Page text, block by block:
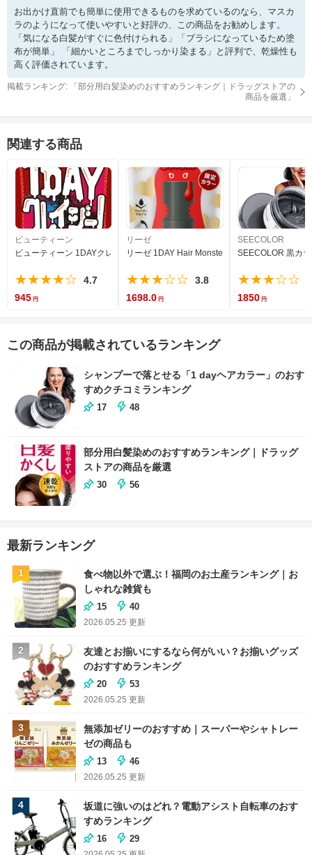
お出かけ直前でも簡単に使用できるものを求めているのなら、マスカ
ラのようになって使いやすいと好評の、この商品をお勧めします。
「気になる白髪がすぐに色付けられる」「ブラシになっているため塗
布が簡単」 「細かいところまでしっかり染まる」と評判で、乾燥性も
高く評価されています。
掲載ランキング: 「 部分用白髪染めのおすすめランキング｜ドラッグストアの
商品を厳選 」
関連する商品
ビューティーン
ビューティーン 1DAYクレイジー ヘアカラー ブラッディレッド 35グラム (x 1)
★★★★☆
4.7
945
リーゼ
リーゼ 1DAY Hair Monster (ワンデイヘアモンス
★★★☆☆
3.8
1698.0
SEECOLOR
SEECOLOR 黒カ
★★★☆☆
1850
この商品が掲載されているランキング
シャンプーで落とせる「1 dayヘアカラー」のおす
すめクチコミランキング
17 48
部分用白髪染めのおすすめランキング｜ドラッグ
ストアの商品を厳選
30 56
最新ランキング
1
食べ物以外で選ぶ！福岡のお土産ランキング｜お
しゃれな雑貨も
15 40
2026.05.25 更新
2
友達とお揃いにするなら何がいい？お揃いグッズ
のおすすめランキング
20 53
2026.05.25 更新
3
無添加ゼリーのおすすめ｜スーパーやシャトレー
ゼの商品も
13 46
2026.05.25 更新
4
坂道に強いのはどれ？電動アシスト自転車のおす
すめランキング
16 29